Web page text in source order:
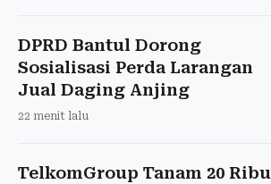
DPRD Bantul Dorong
Sosialisasi Perda Larangan
Jual Daging Anjing
22 menit lalu
TelkomGroup Tanam 20 Ribu